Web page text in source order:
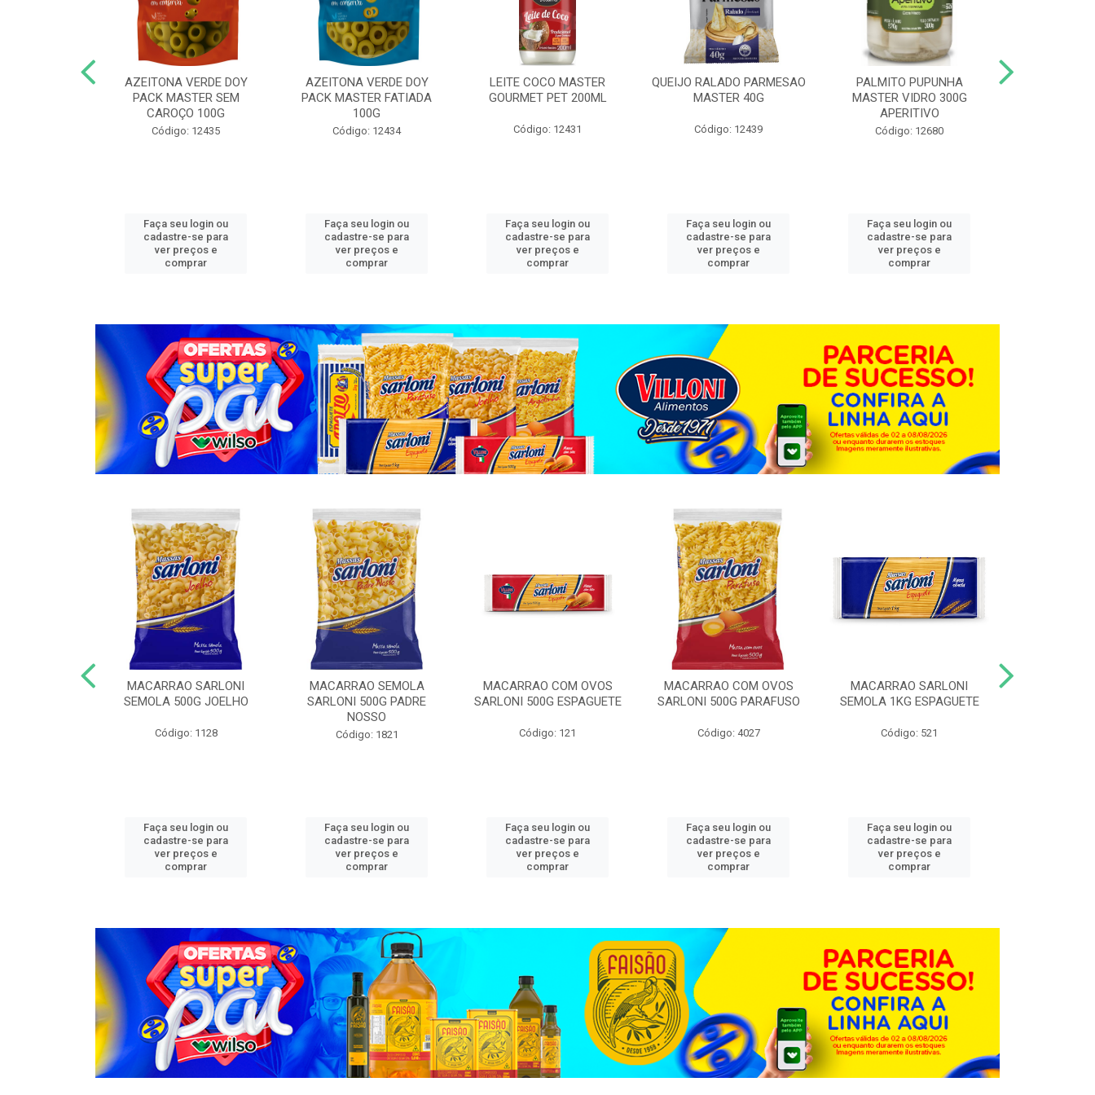
AZEITONA VERDE DOY
PACK MASTER SEM
CAROÇO 100G
Código: 12435
Faça seu login ou
cadastre-se para
ver preços e
comprar
AZEITONA VERDE DOY
PACK MASTER FATIADA
100G
Código: 12434
Faça seu login ou
cadastre-se para
ver preços e
comprar
LEITE COCO MASTER
GOURMET PET 200ML
Código: 12431
Faça seu login ou
cadastre-se para
ver preços e
comprar
QUEIJO RALADO PARMESAO
MASTER 40G
Código: 12439
Faça seu login ou
cadastre-se para
ver preços e
comprar
PALMITO PUPUNHA
MASTER VIDRO 300G
APERITIVO
Código: 12680
Faça seu login ou
cadastre-se para
ver preços e
comprar
MACARRAO SARLONI
SEMOLA 500G JOELHO
Código: 1128
Faça seu login ou
cadastre-se para
ver preços e
comprar
MACARRAO SEMOLA
SARLONI 500G PADRE
NOSSO
Código: 1821
Faça seu login ou
cadastre-se para
ver preços e
comprar
MACARRAO COM OVOS
SARLONI 500G ESPAGUETE
Código: 121
Faça seu login ou
cadastre-se para
ver preços e
comprar
MACARRAO COM OVOS
SARLONI 500G PARAFUSO
Código: 4027
Faça seu login ou
cadastre-se para
ver preços e
comprar
MACARRAO SARLONI
SEMOLA 1KG ESPAGUETE
Código: 521
Faça seu login ou
cadastre-se para
ver preços e
comprar